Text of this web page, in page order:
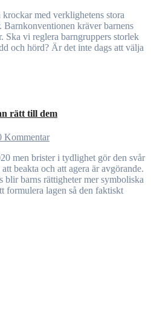
Barnkonventionen kräver barnens
Ska vi reglera barngruppers storlek
och hörd? Är det inte dags att välja
rätt till dem
Kommentar
beakta och att agera är avgörande.
blir barns rättigheter mer symboliska
formulera lagen så den faktiskt